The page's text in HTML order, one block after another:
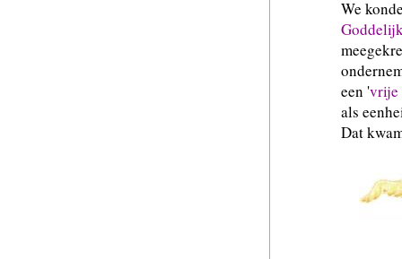
We
een '
als
Dat